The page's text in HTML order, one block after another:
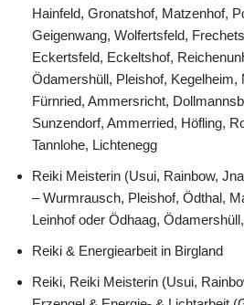
Hainfeld, Gronatshof, Matzenhof,
Geigenwang, Wolfertsfeld,
Eckertsfeld, Eckeltshof,
Ödamershüll, Pleishof, Kegelheim,
Fürnried, Ammersricht,
Sunzendorf, Ammerried, Höfling,
Tannlohe, Lichtenegg
Reiki Meisterin (Usui, Rainbow,
– Wurmrausch, Pleishof, Ödthal,
Leinhof oder Ödhaag,
Reiki & Energiearbeit in Birgland
Reiki, Reiki Meisterin (Usui,